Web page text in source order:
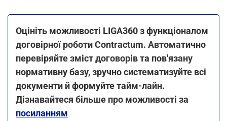
Оцініть можливості LIGA360 з функціоналом
договірної роботи Contractum. Автоматично
перевіряйте зміст договорів та пов'язану
нормативну базу, зручно систематизуйте всі
документи й формуйте тайм-лайн.
Дізнавайтеся більше про можливості за
посиланням